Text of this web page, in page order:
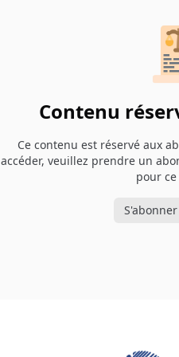
Contenu
Ce contenu est réservé aux
accéder, veuillez prendre un
pour
S'abonner